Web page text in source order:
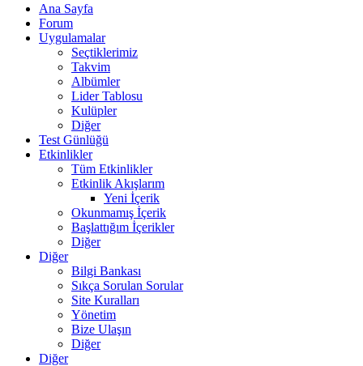
Ana Sayfa
Forum
Uygulamalar
Seçtiklerimiz
Takvim
Albümler
Lider Tablosu
Kulüpler
Diğer
Test Günlüğü
Etkinlikler
Tüm Etkinlikler
Etkinlik Akışlarım
Yeni İçerik
Okunmamış İçerik
Başlattığım İçerikler
Diğer
Diğer
Bilgi Bankası
Sıkça Sorulan Sorular
Site Kuralları
Yönetim
Bize Ulaşın
Diğer
Diğer